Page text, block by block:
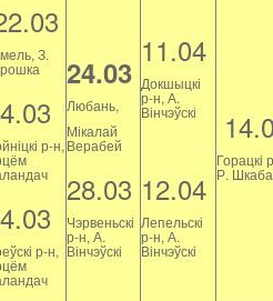
З.
р-н,
р-н,
24.03
Любань,
Мікалай
Верабей
28.03
Чэрвеньскі
р-н, А.
Вінчэўскі
11.04
Докшыцкі
р-н, А.
Вінчэўскі
12.04
Лепельскі
р-н, А.
Вінчэўскі
Горацкі
Р.